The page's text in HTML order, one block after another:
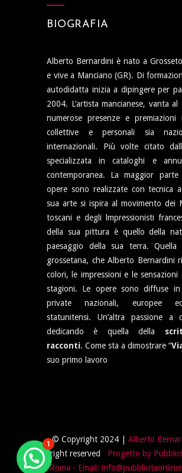
BIOGRAFIA
Alberto Bernardini è nato a
e vive a Manciano (GR). Di
autodidatta inizia a dipingere per
2004. L’artista mancianese, vanta
numerose presenze e premiazioni
collettive e personali sia
internazionali. Più volte citato
specializzata in cataloghi e
contemporanea. La maggior
opere sono realizzate con tecnica
sua arte si ispira al movimento dei
toscani e degli lmpressionisti
della sua pittura è quello della
paesaggio della sua terra. Quella
grossetana, che Alberto Bernardini
colori, le impressioni e le sensazioni
stagioni. Le opere sono diffuse in
private nazionali, europee
statunitensi. Un’altra passione a
dedicando è quella della
racconti. Come sta a dimostrare “
suo primo lavoro
© Copyright 2024 | Alberto
right reserved Progetto by
Roma - Email:
1